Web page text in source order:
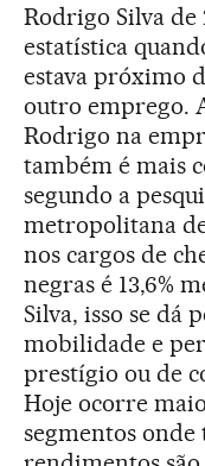
Rodrigo Silva de
estatística
estava próximo
outro emprego.
Rodrigo na
também é mais
segundo a
metropolitana
nos cargos de
negras é 13,6%
Silva, isso se dá
mobilidade e
prestígio ou de
Hoje ocorre
segmentos